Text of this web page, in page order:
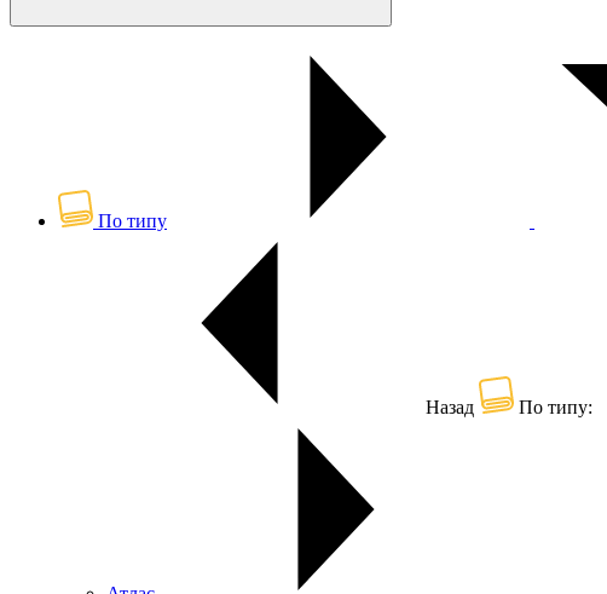
По типу
Назад По типу: